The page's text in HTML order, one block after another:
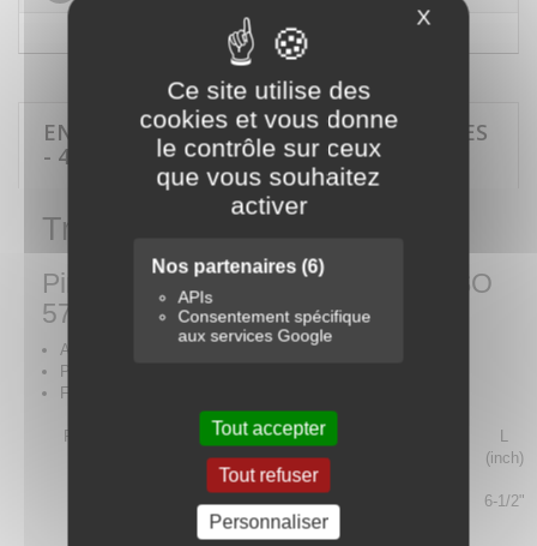
Ce site utilise des
cookies et vous donne
le contrôle sur ceux
que vous souhaitez
activer
Nos partenaires (6)
APIs
Consentement spécifique
aux services Google
Tout accepter
Tout refuser
Personnaliser
X Masquer
EN SAVOIR PLUS SUR TROUSSE DE PINCES
- 4 PIÈCES
Trousse de pinces - 4 pièces
Pince universelle standard : DIN ISO
5746
Acier forgé
Poignée ergonomique bi-matière PP + TPR
Finition chromée
Référence
Diamètre max .mm Fe 220Kg
/mm
L
(inch)
163 1,6 6-1/2"